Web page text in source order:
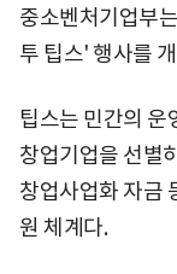
중소벤처기업부
투 팁스' 행사를
팁스는 민간의 운
창업기업을 선별
창업사업화 자금
원 체계다.